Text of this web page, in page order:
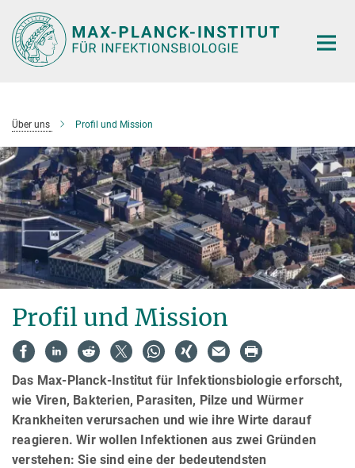
Hauptinhalt
Über uns Profil und Mission
Profil und Mission
Das Max-Planck-Institut für Infektionsbiologie erforscht,
wie Viren, Bakterien, Parasiten, Pilze und Würmer
Krankheiten verursachen und wie ihre Wirte darauf
reagieren. Wir wollen Infektionen aus zwei Gründen
verstehen: Sie sind eine der bedeutendsten